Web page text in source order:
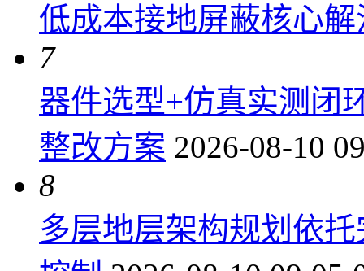
低成本接地屏蔽核心解
7
器件选型+仿真实测闭
整改方案 2026-08-10
8
多层地层架构规划依